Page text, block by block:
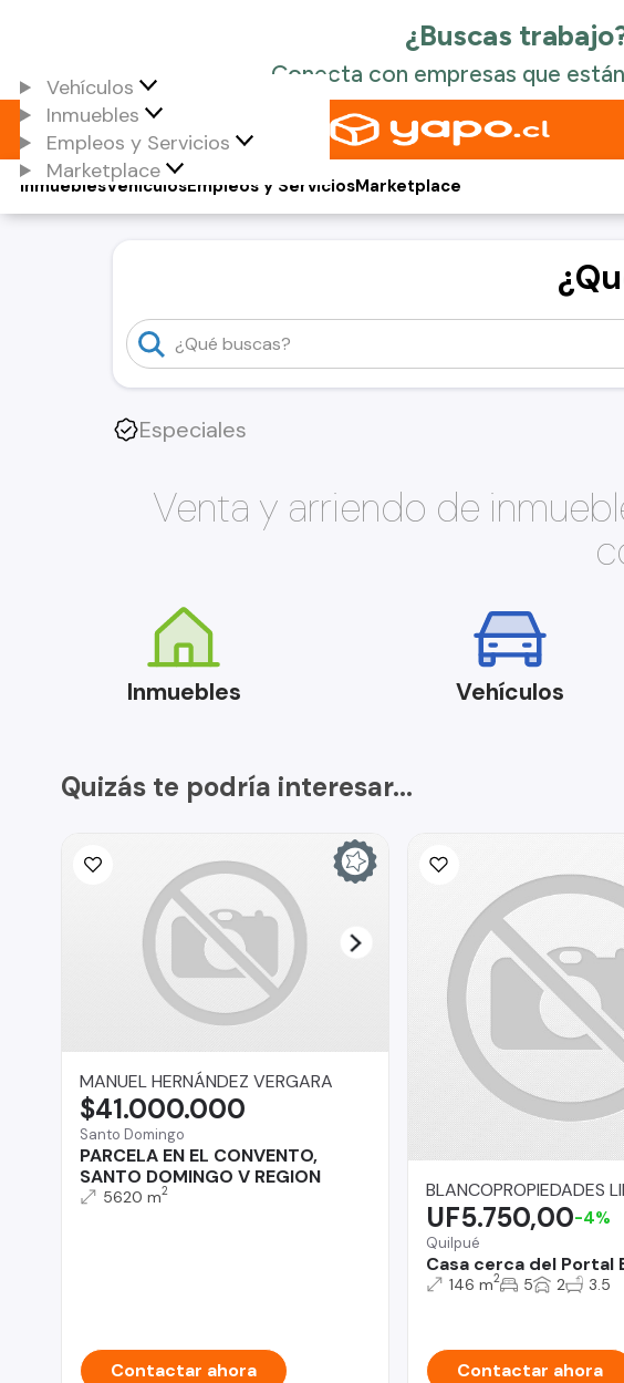
Vehículos
Inmuebles
Empleos y Servicios
Marketplace
Vehículos
Inmuebles Empleos y ServiciosMarketplace
Especiales
Venta y arriendo de
Inmuebles Vehículos
Quizás te podría interesar...
MANUEL HERNÁNDEZ VERGARA
Santo Domingo
PARCELA EN EL CONVENTO,
SANTO DOMINGO V REGION
$41.000.000
5620 m2
Contactar ahora
BLANCOPROPIEDADES
Quilpué
Casa cerca del Portal
UF5.750,00-4%
146 m2 5 2 3.5
Contactar ahora